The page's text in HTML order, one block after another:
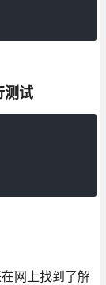
测试
网上找到了解